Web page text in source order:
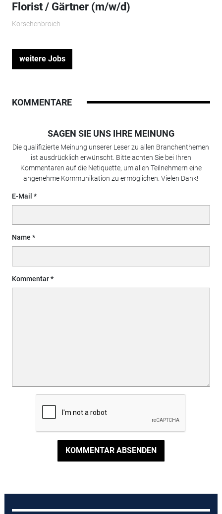
Florist / Gärtner (m/w/d)
Korschenbroich
weitere Jobs
KOMMENTARE
SAGEN SIE UNS IHRE MEINUNG
Die qualifizierte Meinung unserer Leser zu allen Branchenthemen
ist ausdrücklich erwünscht. Bitte achten Sie bei Ihren
Kommentaren auf die Netiquette, um allen Teilnehmern eine
angenehme Kommunikation zu ermöglichen. Vielen Dank!
E-Mail
Name
Kommentar
KOMMENTAR ABSENDEN